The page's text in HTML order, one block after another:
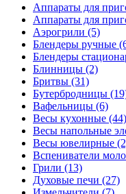
Аппараты для
Аппараты для
Аэрогрили (5)
Блендеры ручные
Блендеры
Блинницы (2)
Бритвы (31)
Бутербродницы
Вафельницы (6)
Весы кухонные (44)
Весы напольные
Весы ювелирные
Вспениватели
Грили (13)
Духовые печи (27)